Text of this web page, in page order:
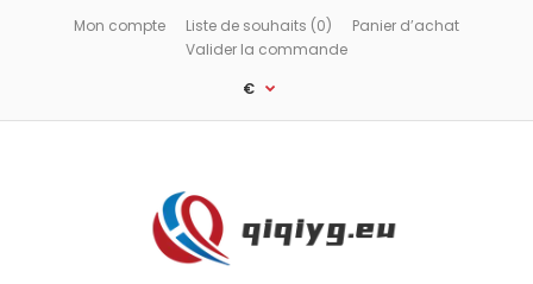
Mon compte Liste de souhaits (0)
Panier d’achat
Valider la commande
€